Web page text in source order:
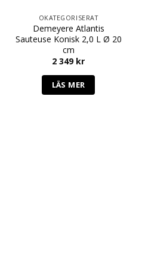
OKATEGORISERAT
Demeyere Atlantis
Sauteuse Konisk 2,0 L Ø 20
cm
2 349 kr
LÄS MER